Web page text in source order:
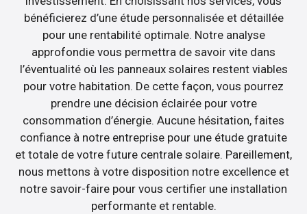
bénéficierez d’une étude personnalisée et détaillée
pour une rentabilité optimale. Notre analyse
approfondie vous permettra de savoir vite dans
l’éventualité où les panneaux solaires restent viables
pour votre habitation. De cette façon, vous pourrez
prendre une décision éclairée pour votre
consommation d’énergie. Aucune hésitation, faites
confiance à notre entreprise pour une étude gratuite
et totale de votre future centrale solaire. Pareillement,
nous mettons à votre disposition notre excellence et
notre savoir-faire pour vous certifier une installation
performante et rentable.